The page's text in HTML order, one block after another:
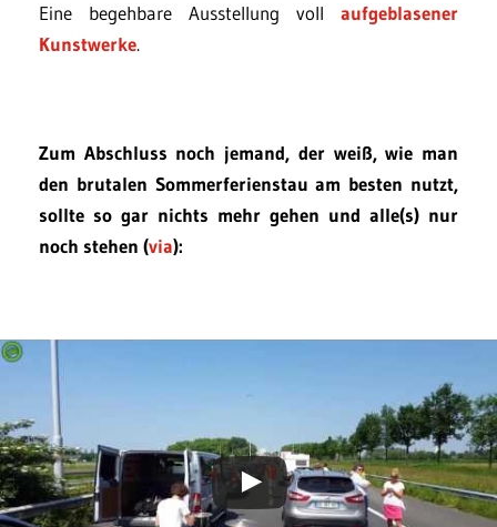
Eine begehbare Ausstellung voll aufgeblasener
Kunstwerke.
Zum Abschluss noch jemand, der weiß, wie man
den brutalen Sommerferienstau am besten nutzt,
sollte so gar nichts mehr gehen und alle(s) nur
noch stehen (via):